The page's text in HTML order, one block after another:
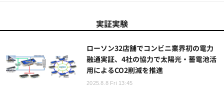
実証実験
ローソン32店舗でコンビニ業界初の電力
融通実証、4社の協力で太陽光・蓄電池活
用によるCO2削減を推進
2025.8.8 Fri 13:45